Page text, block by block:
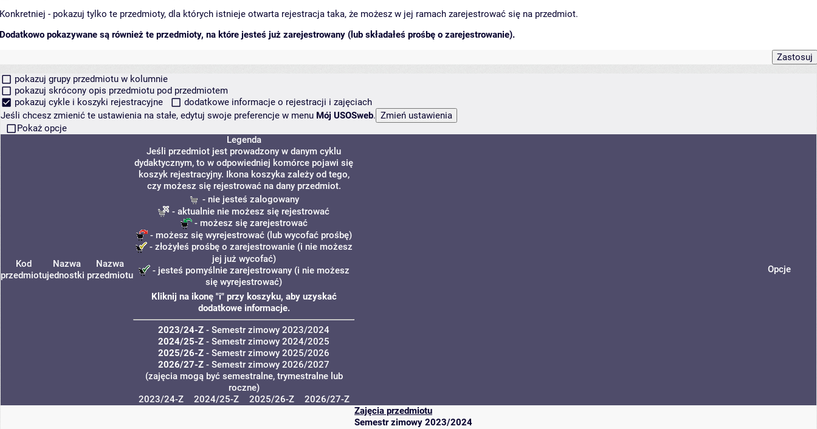
Konkretniej - pokazuj tylko te przedmioty, dla których istnieje otwarta rejestracja taka, że możesz w jej ramach zarejestrować się na przedmiot.
Dodatkowo pokazywane są również te przedmioty, na które jesteś już zarejestrowany (lub składałeś prośbę o zarejestrowanie).
pokazuj grupy przedmiotu w kolumnie
pokazuj skrócony opis przedmiotu pod przedmiotem
pokazuj cykle i koszyki rejestracyjne
dodatkowe informacje o rejestracji i zajęciach
Jeśli chcesz zmienić te ustawienia na stałe, edytuj swoje preferencje w menu Mój USOSweb.
Pokaż opcje
Kod
przedmiotu
Nazwa
jednostki
Nazwa
przedmiotu
Legenda
Jeśli przedmiot jest prowadzony w danym cyklu
dydaktycznym, to w odpowiedniej komórce pojawi się
koszyk rejestracyjny. Ikona koszyka zależy od tego,
czy możesz się rejestrować na dany przedmiot.
- nie jesteś zalogowany
- aktualnie nie możesz się rejestrować
- możesz się zarejestrować
- możesz się wyrejestrować (lub wycofać prośbę)
- złożyłeś prośbę o zarejestrowanie (i nie możesz
jej już wycofać)
- jesteś pomyślnie zarejestrowany (i nie możesz
się wyrejestrować)
Kliknij na ikonę "i" przy koszyku, aby uzyskać
dodatkowe informacje.
2023/24-Z - Semestr zimowy 2023/2024
2024/25-Z - Semestr zimowy 2024/2025
2025/26-Z - Semestr zimowy 2025/2026
2026/27-Z - Semestr zimowy 2026/2027
(zajęcia mogą być semestralne, trymestralne lub
roczne)
Opcje
2023/24-Z 2024/25-Z 2025/26-Z 2026/27-Z
Zajęcia przedmiotu
Semestr zimowy 2023/2024